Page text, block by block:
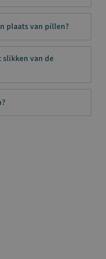
plaats van pillen?
slikken van de